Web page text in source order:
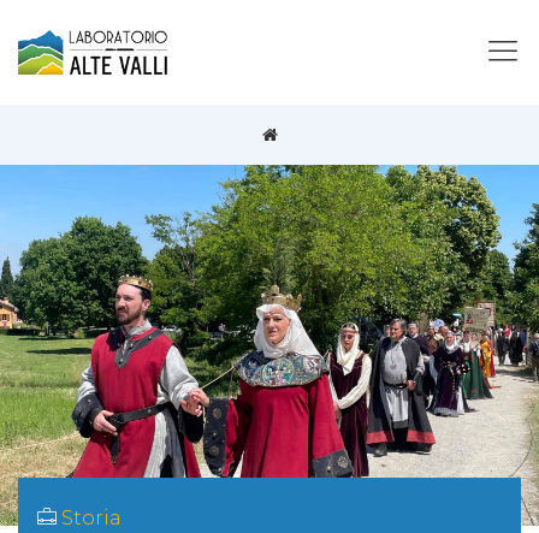
Storia